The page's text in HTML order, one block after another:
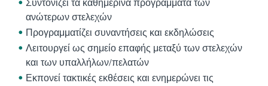
Συντονίζει τα καθημερινά προγράμματα των
ανώτερων στελεχών
Προγραμματίζει συναντήσεις και εκδηλώσεις
Λειτουργεί ως σημείο επαφής μεταξύ των στελεχών
και των υπαλλήλων/πελατών
Εκπονεί τακτικές εκθέσεις και ενημερώνει τις